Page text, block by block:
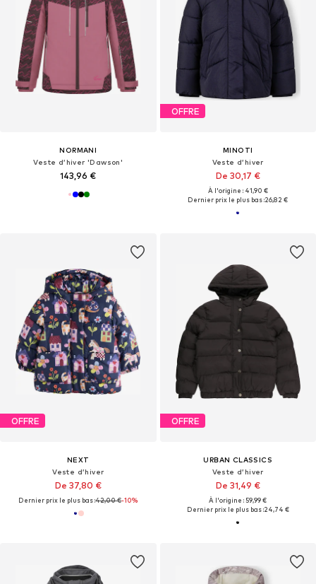
NORMANI
Veste d’hiver 'Dawson'
143,96 €
OFFRE
MINOTI
Veste d’hiver
De 30,17 €
À l'origine : 41,90 €
Dernier prix le plus bas :26,82 €
OFFRE
NEXT
Veste d’hiver
De 37,80 €
Dernier prix le plus bas :42,00 €-10%
OFFRE
URBAN CLASSICS
Veste d’hiver
De 31,49 €
À l'origine : 59,99 €
Dernier prix le plus bas :24,74 €